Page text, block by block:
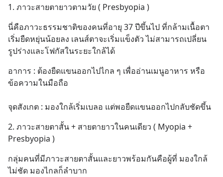
50% ค่าธรรมเนียมซื้อ | ยอด 2
ล้านบาทขึ้นไป ฟรีค่าธรร
1. ภาวะสายตายาวตามวัย ( Presbyopia )
นี่คือภาวะธรรมชาติของคนที่อายุ 37 ปีขึ้นไป ที่กล้ามเนื้อตา
เริ่มยืดหยุ่นน้อยลง เลนส์ตาจะเริ่มแข็งตัว ไม่สามารถเปลี่ยน
รูปร่างและโฟกัสในระยะใกล้ได้
อาการ : ต้องยืดแขนออกไปไกล ๆ เพื่ออ่านเมนูอาหาร หรือ
ข้อความในมือถือ
จุดสังเกต : มองใกล้เริ่มเบลอ แต่พอยืดแขนออกไปกลับชัดขึ้น
2. ภาวะสายตาสั้น + สายตายาวในคนเดียว ( Myopia +
Presbyopia )
กลุ่มคนที่มีภาวะสายตาสั้นและยาวพร้อมกันคือผู้ที่ มองใกล้
ไม่ชัด มองไกลก็ลำบาก